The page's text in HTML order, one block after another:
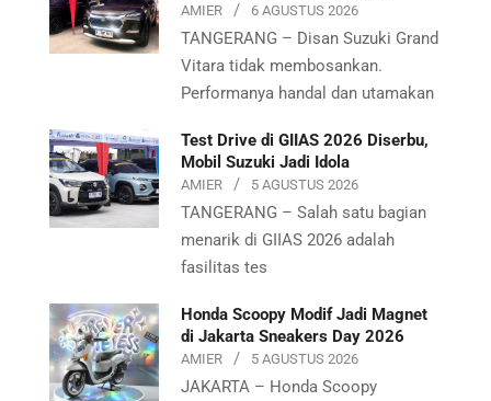
AMIER 6 AGUSTUS 2026
TANGERANG – Disan Suzuki Grand
Vitara tidak membosankan.
Performanya handal dan utamakan
Test Drive di GIIAS 2026 Diserbu,
Mobil Suzuki Jadi Idola
AMIER 5 AGUSTUS 2026
TANGERANG – Salah satu bagian
menarik di GIIAS 2026 adalah
fasilitas tes
Honda Scoopy Modif Jadi Magnet
di Jakarta Sneakers Day 2026
AMIER 5 AGUSTUS 2026
JAKARTA – Honda Scoopy